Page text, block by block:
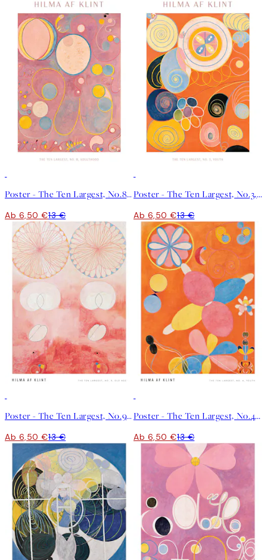
Poster - The Ten Largest, No.8, Adulthood by Hilma af Klint
Ab 6,50 €13 €
Poster - The Ten Largest, No.3, Youth by Hilma af Klint
Ab 6,50 €13 €
Poster - The Ten Largest, No.9, Old Age by Hilma af Klint
Ab 6,50 €13 €
Poster - The Ten Largest, No.4, Youth by Hilma af Klint
Ab 6,50 €13 €